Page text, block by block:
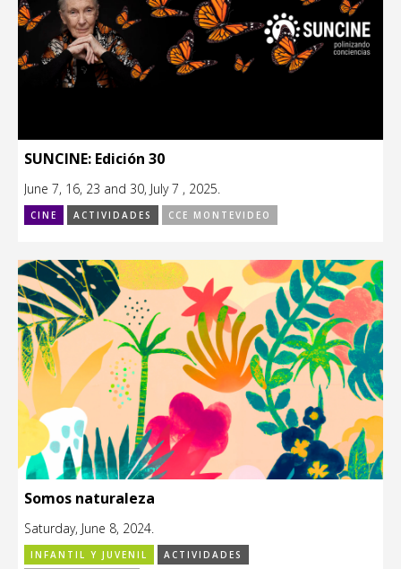
SUNCINE: Edición 30
June 7, 16, 23 and 30, July 7 , 2025.
CINE ACTIVIDADES CCE MONTEVIDEO
Somos naturaleza
Saturday, June 8, 2024.
INFANTIL Y JUVENIL
ACTIVIDADES